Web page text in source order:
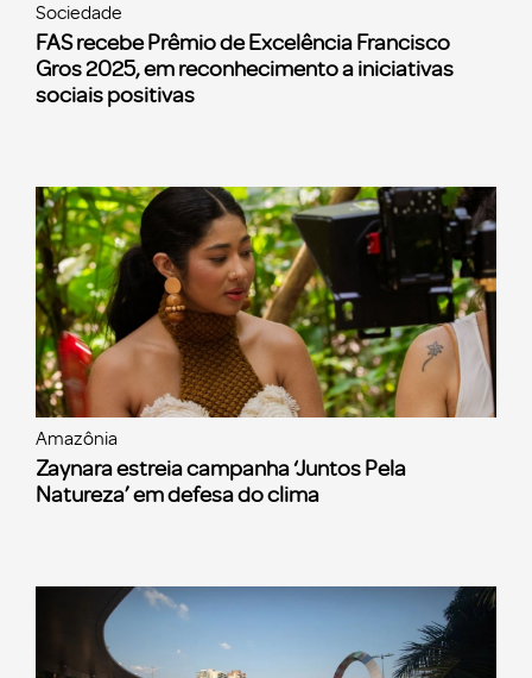
Sociedade
FAS recebe Prêmio de Excelência Francisco
Gros 2025, em reconhecimento a iniciativas
sociais positivas
Amazônia
Zaynara estreia campanha ‘Juntos Pela
Natureza’ em defesa do clima